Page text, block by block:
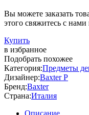
Вы можете заказать
этого свяжитесь с
Купить
в избранное
Подобрать похожее
Категория:Предметы
Дизайнер:Baxter P
Бренд:Baxter
Страна:Италия